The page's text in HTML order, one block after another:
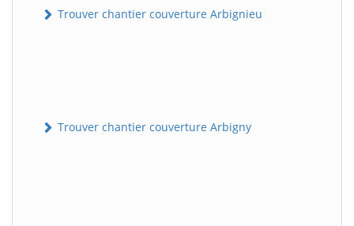
Trouver chantier couverture Arbignieu
Trouver chantier couverture Arbigny